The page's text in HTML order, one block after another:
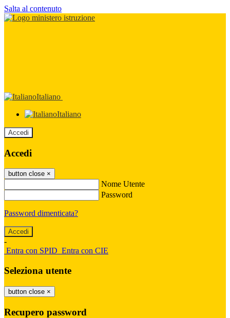
Salta al contenuto
Italiano
Italiano
Accedi
Accedi
button close ×
Nome Utente
Password
Password dimenticata?
-
Entra con SPID Entra con CIE
Seleziona utente
button close ×
Recupero password